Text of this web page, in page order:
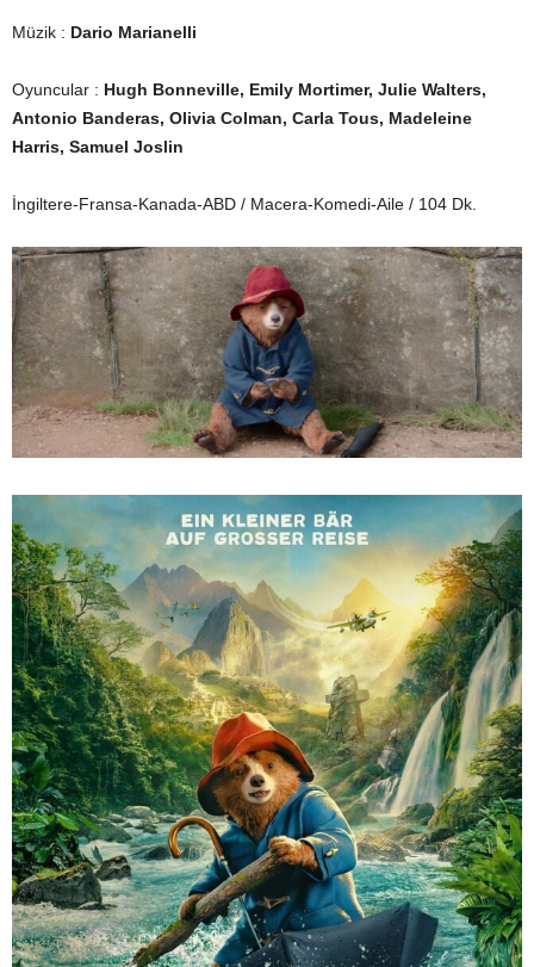
Müzik : Dario Marianelli
Oyuncular : Hugh Bonneville, Emily Mortimer, Julie Walters,
Antonio Banderas, Olivia Colman, Carla Tous, Madeleine
Harris, Samuel Joslin
İngiltere-Fransa-Kanada-ABD / Macera-Komedi-Aile / 104 Dk.